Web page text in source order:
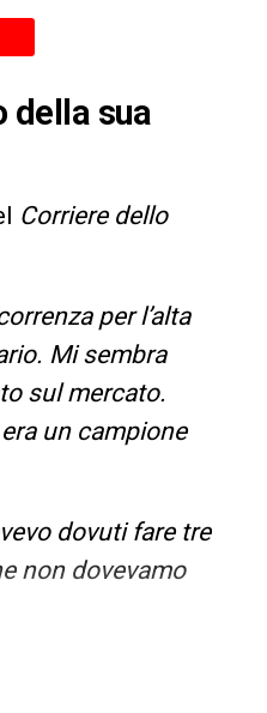
della sua
Corriere dello
per l’alta
Mi sembra
sul mercato.
un campione
dovuti fare tre
non dovevamo